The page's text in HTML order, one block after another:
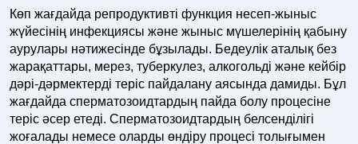
Көп жағдайда репродуктивті функция несеп-жыныс
жүйесінің инфекциясы және жыныс мүшелерінің қабыну
аурулары нәтижесінде бұзылады. Бедеулік аталық без
жарақаттары, мерез, туберкулез, алкогольді және кейбір
дәрі-дәрмектерді теріс пайдалану аясында дамиды. Бұл
жағдайда сперматозоидтардың пайда болу процесіне
теріс әсер етеді. Сперматозоидтардың белсенділігі
жоғалады немесе оларды өндіру процесі толығымен